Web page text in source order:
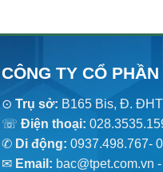
CÔNG TY CỔ
⊙ Trụ sở: B165 Bis, Đ.
☏ Điện thoại:
✆ Di động: 0937.498.767-
✉ Email: bac@tpet.com.vn